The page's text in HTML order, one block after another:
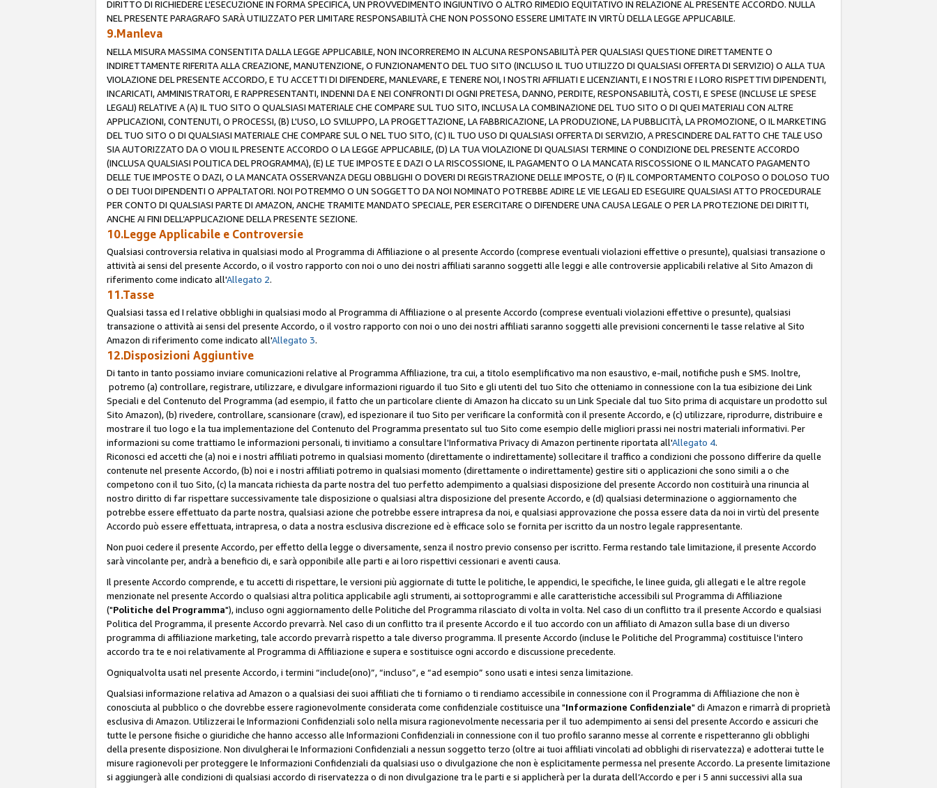
DIRITTO DI RICHIEDERE L'ESECUZIONE IN FORMA SPECIFICA, UN PROVVEDIMENTO INGIUNTIVO O ALTRO RIMEDIO EQUITATIVO IN RELAZIONE AL PRESENTE ACCORDO. NULLA
NEL PRESENTE PARAGRAFO SARÀ UTILIZZATO PER LIMITARE RESPONSABILITÀ CHE NON POSSONO ESSERE LIMITATE IN VIRTÙ DELLA LEGGE APPLICABILE.
9.Manleva
NELLA MISURA MASSIMA CONSENTITA DALLA LEGGE APPLICABILE, NON INCORREREMO IN ALCUNA RESPONSABILITÀ PER QUALSIASI QUESTIONE DIRETTAMENTE O
INDIRETTAMENTE RIFERITA ALLA CREAZIONE, MANUTENZIONE, O FUNZIONAMENTO DEL TUO SITO (INCLUSO IL TUO UTILIZZO DI QUALSIASI OFFERTA DI SERVIZIO) O ALLA TUA
VIOLAZIONE DEL PRESENTE ACCORDO, E TU ACCETTI DI DIFENDERE, MANLEVARE, E TENERE NOI, I NOSTRI AFFILIATI E LICENZIANTI, E I NOSTRI E I LORO RISPETTIVI DIPENDENTI,
INCARICATI, AMMINISTRATORI, E RAPPRESENTANTI, INDENNI DA E NEI CONFRONTI DI OGNI PRETESA, DANNO, PERDITE, RESPONSABILITÀ, COSTI, E SPESE (INCLUSE LE SPESE
LEGALI) RELATIVE A (A) IL TUO SITO O QUALSIASI MATERIALE CHE COMPARE SUL TUO SITO, INCLUSA LA COMBINAZIONE DEL TUO SITO O DI QUEI MATERIALI CON ALTRE
APPLICAZIONI, CONTENUTI, O PROCESSI, (B) L'USO, LO SVILUPPO, LA PROGETTAZIONE, LA FABBRICAZIONE, LA PRODUZIONE, LA PUBBLICITÀ, LA PROMOZIONE, O IL MARKETING
DEL TUO SITO O DI QUALSIASI MATERIALE CHE COMPARE SUL O NEL TUO SITO, (C) IL TUO USO DI QUALSIASI OFFERTA DI SERVIZIO, A PRESCINDERE DAL FATTO CHE TALE USO
SIA AUTORIZZATO DA O VIOLI IL PRESENTE ACCORDO O LA LEGGE APPLICABILE, (D) LA TUA VIOLAZIONE DI QUALSIASI TERMINE O CONDIZIONE DEL PRESENTE ACCORDO
(INCLUSA QUALSIASI POLITICA DEL PROGRAMMA), (E) LE TUE IMPOSTE E DAZI O LA RISCOSSIONE, IL PAGAMENTO O LA MANCATA RISCOSSIONE O IL MANCATO PAGAMENTO
DELLE TUE IMPOSTE O DAZI, O LA MANCATA OSSERVANZA DEGLI OBBLIGHI O DOVERI DI REGISTRAZIONE DELLE IMPOSTE, O (F) IL COMPORTAMENTO COLPOSO O DOLOSO TUO
O DEI TUOI DIPENDENTI O APPALTATORI. NOI POTREMMO O UN SOGGETTO DA NOI NOMINATO POTREBBE ADIRE LE VIE LEGALI ED ESEGUIRE QUALSIASI ATTO PROCEDURALE
PER CONTO DI QUALSIASI PARTE DI AMAZON, ANCHE TRAMITE MANDATO SPECIALE, PER ESERCITARE O DIFENDERE UNA CAUSA LEGALE O PER LA PROTEZIONE DEI DIRITTI,
ANCHE AI FINI DELL’APPLICAZIONE DELLA PRESENTE SEZIONE.
10.Legge Applicabile e Controversie
Qualsiasi controversia relativa in qualsiasi modo al Programma di Affiliazione o al presente Accordo (comprese eventuali violazioni effettive o presunte), qualsiasi transazione o
attività ai sensi del presente Accordo, o il vostro rapporto con noi o uno dei nostri affiliati saranno soggetti alle leggi e alle controversie applicabili relative al Sito Amazon di
riferimento come indicato all'Allegato 2.
11.Tasse
Qualsiasi tassa ed I relative obblighi in qualsiasi modo al Programma di Affiliazione o al presente Accordo (comprese eventuali violazioni effettive o presunte), qualsiasi
transazione o attività ai sensi del presente Accordo, o il vostro rapporto con noi o uno dei nostri affiliati saranno soggetti alle previsioni concernenti le tasse relative al Sito
Amazon di riferimento come indicato all'Allegato 3.
12.Disposizioni Aggiuntive
Di tanto in tanto possiamo inviare comunicazioni relative al Programma Affiliazione, tra cui, a titolo esemplificativo ma non esaustivo, e-mail, notifiche push e SMS. Inoltre,
potremo (a) controllare, registrare, utilizzare, e divulgare informazioni riguardo il tuo Sito e gli utenti del tuo Sito che otteniamo in connessione con la tua esibizione dei Link
Speciali e del Contenuto del Programma (ad esempio, il fatto che un particolare cliente di Amazon ha cliccato su un Link Speciale dal tuo Sito prima di acquistare un prodotto sul
Sito Amazon), (b) rivedere, controllare, scansionare (craw), ed ispezionare il tuo Sito per verificare la conformità con il presente Accordo, e (c) utilizzare, riprodurre, distribuire e
mostrare il tuo logo e la tua implementazione del Contenuto del Programma presentato sul tuo Sito come esempio delle migliori prassi nei nostri materiali informativi. Per
informazioni su come trattiamo le informazioni personali, ti invitiamo a consultare l'Informativa Privacy di Amazon pertinente riportata all'Allegato 4.
Riconosci ed accetti che (a) noi e i nostri affiliati potremo in qualsiasi momento (direttamente o indirettamente) sollecitare il traffico a condizioni che possono differire da quelle
contenute nel presente Accordo, (b) noi e i nostri affiliati potremo in qualsiasi momento (direttamente o indirettamente) gestire siti o applicazioni che sono simili a o che
competono con il tuo Sito, (c) la mancata richiesta da parte nostra del tuo perfetto adempimento a qualsiasi disposizione del presente Accordo non costituirà una rinuncia al
nostro diritto di far rispettare successivamente tale disposizione o qualsiasi altra disposizione del presente Accordo, e (d) qualsiasi determinazione o aggiornamento che
potrebbe essere effettuato da parte nostra, qualsiasi azione che potrebbe essere intrapresa da noi, e qualsiasi approvazione che possa essere data da noi in virtù del presente
Accordo può essere effettuata, intrapresa, o data a nostra esclusiva discrezione ed è efficace solo se fornita per iscritto da un nostro legale rappresentante.
Non puoi cedere il presente Accordo, per effetto della legge o diversamente, senza il nostro previo consenso per iscritto. Ferma restando tale limitazione, il presente Accordo
sarà vincolante per, andrà a beneficio di, e sarà opponibile alle parti e ai loro rispettivi cessionari e aventi causa.
Il presente Accordo comprende, e tu accetti di rispettare, le versioni più aggiornate di tutte le politiche, le appendici, le specifiche, le linee guida, gli allegati e le altre regole
menzionate nel presente Accordo o qualsiasi altra politica applicabile agli strumenti, ai sottoprogrammi e alle caratteristiche accessibili sul Programma di Affiliazione
("Politiche del Programma"), incluso ogni aggiornamento delle Politiche del Programma rilasciato di volta in volta. Nel caso di un conflitto tra il presente Accordo e qualsiasi
Politica del Programma, il presente Accordo prevarrà. Nel caso di un conflitto tra il presente Accordo e il tuo accordo con un affiliato di Amazon sulla base di un diverso
programma di affiliazione marketing, tale accordo prevarrà rispetto a tale diverso programma. Il presente Accordo (incluse le Politiche del Programma) costituisce l'intero
accordo tra te e noi relativamente al Programma di Affiliazione e supera e sostituisce ogni accordo e discussione precedente.
Ogniqualvolta usati nel presente Accordo, i termini “include(ono)”, “incluso”, e “ad esempio” sono usati e intesi senza limitazione.
Qualsiasi informazione relativa ad Amazon o a qualsiasi dei suoi affiliati che ti forniamo o ti rendiamo accessibile in connessione con il Programma di Affiliazione che non è
conosciuta al pubblico o che dovrebbe essere ragionevolmente considerata come confidenziale costituisce una "Informazione Confidenziale" di Amazon e rimarrà di proprietà
esclusiva di Amazon. Utilizzerai le Informazioni Confidenziali solo nella misura ragionevolmente necessaria per il tuo adempimento ai sensi del presente Accordo e assicuri che
tutte le persone fisiche o giuridiche che hanno accesso alle Informazioni Confidenziali in connessione con il tuo profilo saranno messe al corrente e rispetteranno gli obblighi
della presente disposizione. Non divulgherai le Informazioni Confidenziali a nessun soggetto terzo (oltre ai tuoi affiliati vincolati ad obblighi di riservatezza) e adotterai tutte le
misure ragionevoli per proteggere le Informazioni Confidenziali da qualsiasi uso o divulgazione che non è esplicitamente permessa nel presente Accordo. La presente limitazione
si aggiungerà alle condizioni di qualsiasi accordo di riservatezza o di non divulgazione tra le parti e si applicherà per la durata dell’Accordo e per i 5 anni successivi alla sua